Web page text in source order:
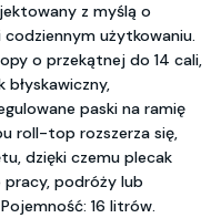
z myślą o
użytkowaniu.
o przekątnej do 14 cali,
błyskawiczny,
paski na ramię
roll-top rozszerza się,
dzięki czemu plecak
podróży lub
16 litrów.